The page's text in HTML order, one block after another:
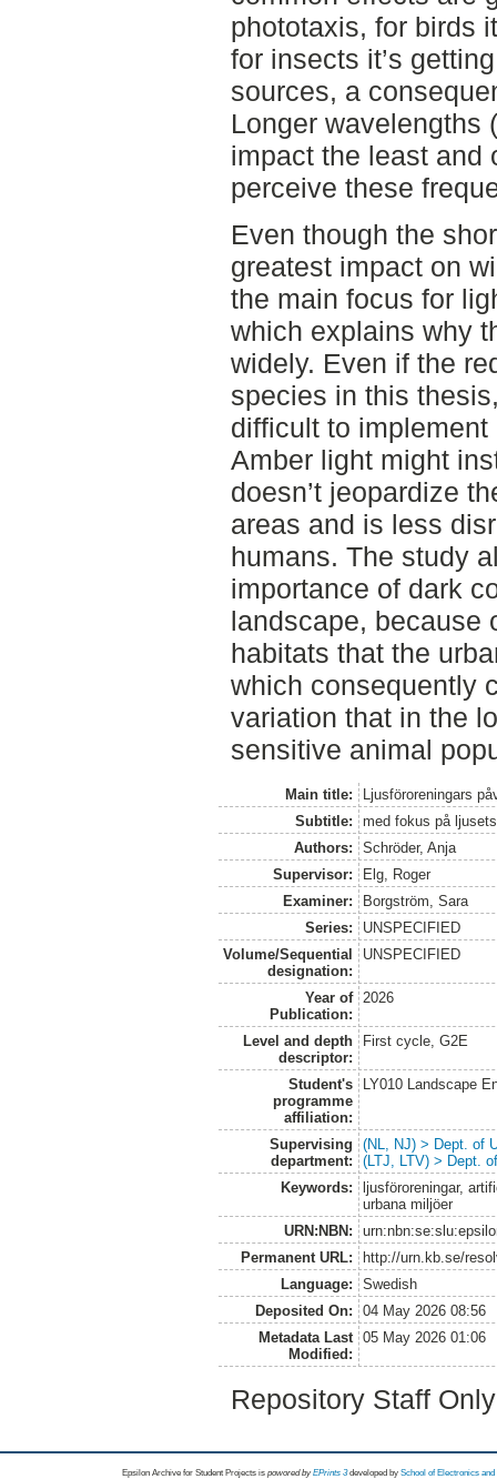
phototaxis, for birds
for insects it’s
sources, a
Longer wavelengths
impact the least and
perceive these
Even though the
greatest impact on
the main focus for
which explains why
widely. Even if the
species in this
difficult to
Amber light might
doesn’t jeopardize
areas and is less
humans. The study
importance of dark
landscape, because
habitats that the
which consequently
variation that in the
sensitive animal
Main title:
Ljusföroreningars
Subtitle:
med fokus på
Authors:
Schröder, Anja
Supervisor:
Elg, Roger
Examiner:
Borgström, Sara
Series:
UNSPECIFIED
Volume/Sequential
designation:
UNSPECIFIED
Year of
Publication:
2026
Level and depth
descriptor:
First cycle, G2E
Student's
programme
affiliation:
LY010 Landscape
Supervising
department:
(NL, NJ) > Dept. of
(LTJ, LTV) > Dept.
Keywords:
ljusföroreningar,
urbana miljöer
URN:NBN:
Permanent URL:
http://urn.kb.se/
Language:
Swedish
Deposited On:
04 May 2026 08:56
Metadata Last
Modified:
05 May 2026 01:06
Repository Staff
Epsilon Archive for Student Projects is powored byEPrints 3 developed by School of Electronics